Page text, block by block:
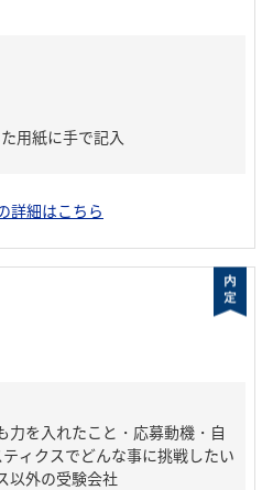
用紙に手で記入
詳細はこちら
力を入れたこと・応募動機・自
ィクスでどんな事に挑戦したい
以外の受験会社